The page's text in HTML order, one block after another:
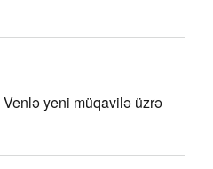
yeni müqavilə üzrə